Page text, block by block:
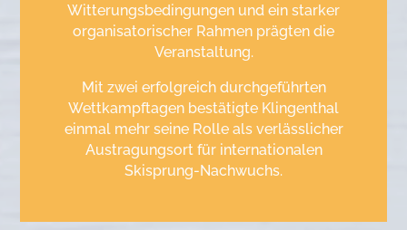
Witterungsbedingungen und ein starker
organisatorischer Rahmen prägten die
Veranstaltung.
Mit zwei erfolgreich durchgeführten
Wettkampftagen bestätigte Klingenthal
einmal mehr seine Rolle als verlässlicher
Austragungsort für internationalen
Skisprung-Nachwuchs.